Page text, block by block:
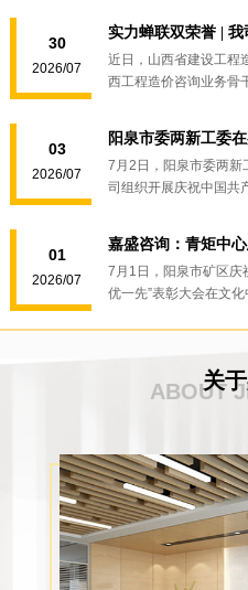
30
2026/07
近日，山西省建设工程
西工程造价咨询业务骨
03
2026/07
阳泉市委两新工委
7月2日，阳泉市委两新
司组织开展庆祝中国共
01
2026/07
7月1日，阳泉市矿区庆
优一先”表彰大会在文化
关
ABOUT